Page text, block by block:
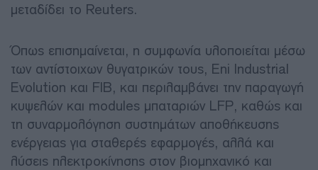
μεταδίδει το Reuters.
Όπως επισημαίνεται, η συμφωνία υλοποιείται μέσω
των αντίστοιχων θυγατρικών τους, Eni Industrial
Evolution και FIB, και περιλαμβάνει την παραγωγή
κυψελών και modules μπαταριών LFP, καθώς και
τη συναρμολόγηση συστημάτων αποθήκευσης
ενέργειας για σταθερές εφαρμογές, αλλά και
λύσεις ηλεκτροκίνησης στον βιομηχανικό και